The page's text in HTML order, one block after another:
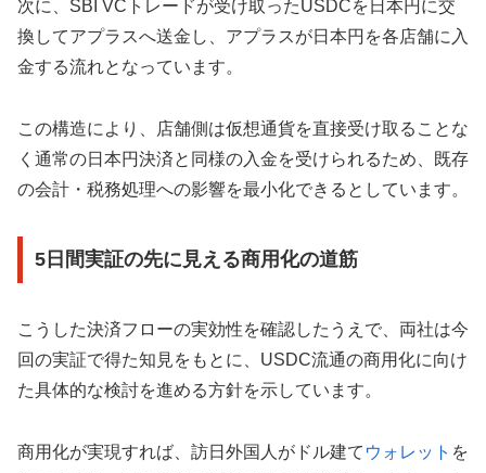
次に、SBI VCトレードが受け取ったUSDCを日本円に交
換してアプラスへ送金し、アプラスが日本円を各店舗に入
金する流れとなっています。
この構造により、店舗側は仮想通貨を直接受け取ることな
く通常の日本円決済と同様の入金を受けられるため、既存
の会計・税務処理への影響を最小化できるとしています。
5日間実証の先に見える商用化の道筋
こうした決済フローの実効性を確認したうえで、両社は今
回の実証で得た知見をもとに、USDC流通の商用化に向け
た具体的な検討を進める方針を示しています。
商用化が実現すれば、訪日外国人がドル建て ウォレット を